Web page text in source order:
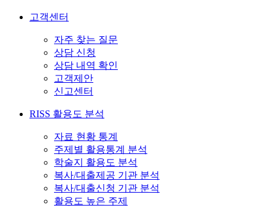
고객센터
자주 찾는 질문
상담 신청
상담 내역 확인
고객제안
신고센터
RISS 활용도 분석
자료 현황 통계
주제별 활용통계 분석
학술지 활용도 분석
복사/대출제공 기관 분석
복사/대출신청 기관 분석
활용도 높은 주제